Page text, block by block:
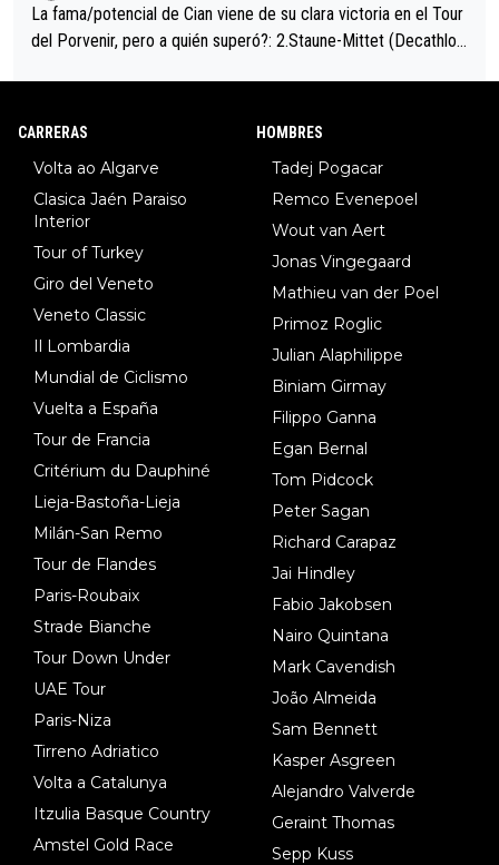
La fama/potencial de Cian viene de su clara victoria en el Tour
del Porvenir, pero a quién superó?: 2.Staune-Mittet (Decathlon,
CARRERAS
Volta ao Algarve
Clasica Jaén Paraiso
Interior
Tour of Turkey
Giro del Veneto
Veneto Classic
Il Lombardia
Mundial de Ciclismo
Vuelta a España
Tour de Francia
Critérium du Dauphiné
Lieja-Bastoña-Lieja
Milán-San Remo
Tour de Flandes
Paris-Roubaix
Strade Bianche
Tour Down Under
UAE Tour
Paris-Niza
Tirreno Adriatico
Volta a Catalunya
Itzulia Basque Country
Amstel Gold Race
HOMBRES
Tadej Pogacar
Remco Evenepoel
Wout van Aert
Jonas Vingegaard
Mathieu van der Poel
Primoz Roglic
Julian Alaphilippe
Biniam Girmay
Filippo Ganna
Egan Bernal
Tom Pidcock
Peter Sagan
Richard Carapaz
Jai Hindley
Fabio Jakobsen
Nairo Quintana
Mark Cavendish
João Almeida
Sam Bennett
Kasper Asgreen
Alejandro Valverde
Geraint Thomas
Sepp Kuss